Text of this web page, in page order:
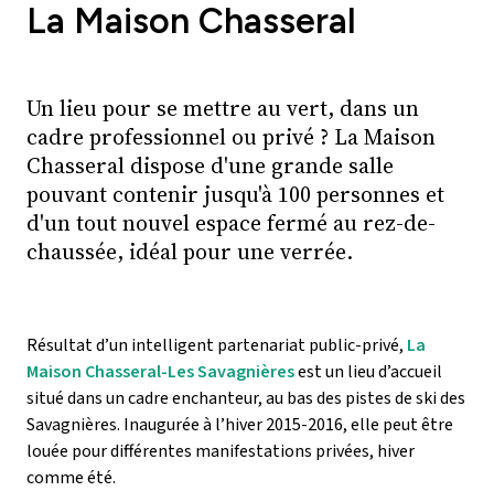
La Maison Chasseral
Un lieu pour se mettre au vert, dans un
cadre professionnel ou privé ? La Maison
Chasseral dispose d'une grande salle
pouvant contenir jusqu'à 100 personnes et
d'un tout nouvel espace fermé au rez-de-
chaussée, idéal pour une verrée.
Résultat d’un intelligent partenariat public-privé, La
Maison Chasseral-Les Savagnièresest un lieu d’accueil
situé dans un cadre enchanteur, au bas des pistes de ski des
Savagnières. Inaugurée à l’hiver 2015-2016, elle peut être
louée pour différentes manifestations privées, hiver
comme été.